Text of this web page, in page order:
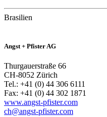
Brasilien
Angst + Pfister AG
Thurgauerstraße 66
CH-8052 Zürich
Tel.: +41 (0) 44 306 6111
Fax: +41 (0) 44 302 1871
www.angst-pfister.com
ch@angst-pfister.com